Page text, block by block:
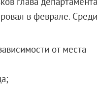
в феврале. Среди
от места